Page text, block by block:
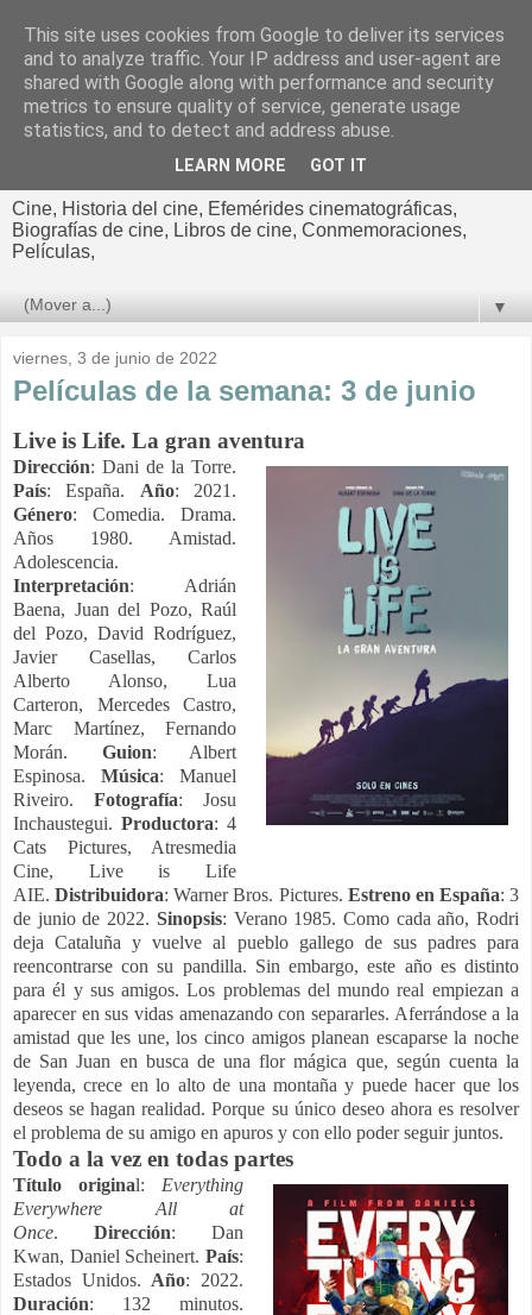
El cultural
cinematográfico de Jorge
Cine, Historia del cine, Efemérides cinematográficas,
Biografías de cine, Libros de cine, Conmemoraciones,
Películas,
▼
viernes, 3 de junio de 2022
Películas de la semana: 3 de junio
Live is Life. La gran aventura
Dirección: Dani de la Torre.
País: España. Año: 2021.
Género: Comedia. Drama.
Años 1980. Amistad.
Adolescencia.
Interpretación: Adrián
Baena, Juan del Pozo, Raúl
del Pozo, David Rodríguez,
Javier Casellas, Carlos
Alberto Alonso, Lua
Carteron, Mercedes Castro,
Marc Martínez, Fernando
Morán. Guion: Albert
Espinosa.Música: Manuel
Riveiro.Fotografía: Josu
Inchaustegui.Productora: 4
Cats Pictures, Atresmedia
Cine, Live is Life
AIE.Distribuidora:Warner Bros. Pictures. Estreno en España: 3
de junio de 2022. Sinopsis: Verano 1985. Como cada año, Rodri
deja Cataluña y vuelve al pueblo gallego de sus padres para
reencontrarse con su pandilla. Sin embargo, este año es distinto
para él y sus amigos. Los problemas del mundo real empiezan a
aparecer en sus vidas amenazando con separarles. Aferrándose a la
amistad que les une, los cinco amigos planean escaparse la noche
de San Juan en busca de una flor mágica que, según cuenta la
leyenda, crece en lo alto de una montaña y puede hacer que los
deseos se hagan realidad. Porque su único deseo ahora es resolver
el problema de su amigo en apuros y con ello poder seguir juntos.
Todo a la vez en todas partes
Título original: Everything
Everywhere All at
Once.Dirección: Dan
Kwan, Daniel Scheinert.País:
Estados Unidos. Año: 2022.
Duración: 132 minutos.
This site uses cookies from Google to deliver its services
and to analyze traffic. Your IP address and user-agent are
shared with Google along with performance and security
metrics to ensure quality of service, generate usage
statistics, and to detect and address abuse.
LEARN MORE GOT IT